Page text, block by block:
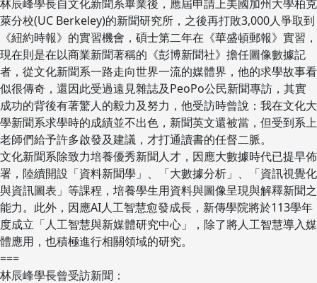
林辰峰學長自文化新聞系畢業後，應屆申請上美國加州大學柏克
萊分校(UC Berkeley)的新聞研究所，之後再打敗3,000人爭取到
《紐約時報》的實習機會，碩士第二年在《華盛頓郵報》實習，
現在則是在以商業新聞著稱的《彭博新聞社》擔任圖像數據記
者，從文化新聞系一路走向世界一流的媒體界，他的求學故事看
似很傳奇，還因此受過遠見雜誌及PeoPo公民新聞專訪，其實
成功的背後有著驚人的毅力及努力，他受訪時曾說：我在文化大
學新聞系求學時的成績並不出色，新聞英文還被當，但受到系上
老師們給予許多啟發及建議，才打通讀書的任督二脈。
文化新聞系除致力培養優秀新聞人才，因應大數據時代已提早佈
署，陸續開設「資料新聞學」、「大數據分析」、「資訊視覺化
與資訊圖表」等課程，培養學生用資料與圖像呈現與解釋新聞之
能力。此外，因應AI人工智慧愈發成長，新傳學院將於113學年
度成立「人工智慧與新媒體研究中心」，除了將人工智慧導入媒
體應用，也積極進行相關領域的研究。
===
林辰峰學長曾受訪新聞：